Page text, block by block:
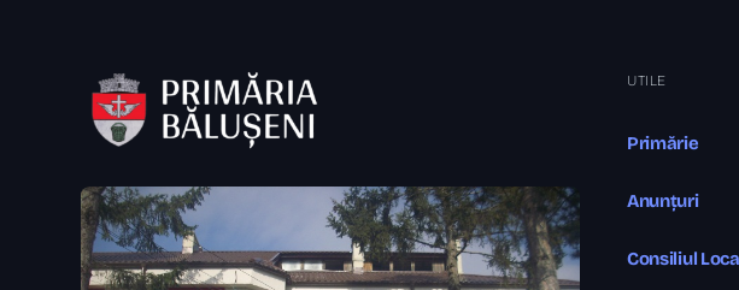
UTILE
Primărie
Anunțuri
Consiliul